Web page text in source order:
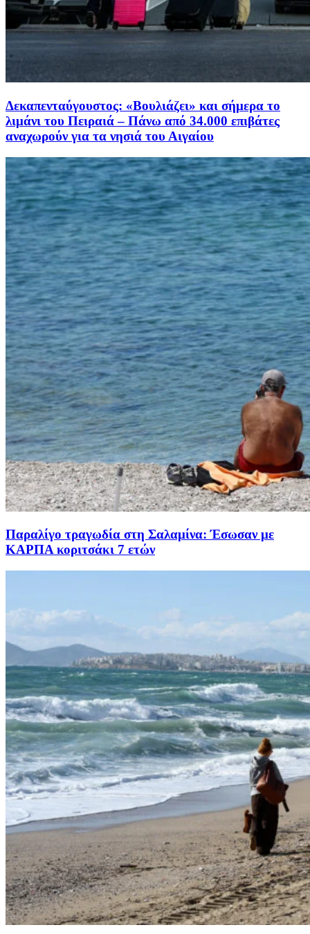
Δεκαπενταύγουστος: «Βουλιάζει» και σήμερα το
λιμάνι του Πειραιά – Πάνω από 34.000 επιβάτες
αναχωρούν για τα νησιά του Αιγαίου
Παραλίγο τραγωδία στη Σαλαμίνα: Έσωσαν με
ΚΑΡΠΑ κοριτσάκι 7 ετών